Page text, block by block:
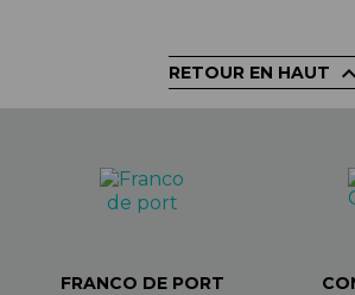
RETOUR EN HAUT 
FRANCO DE PORT